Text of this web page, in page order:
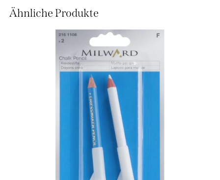
Ähnliche Produkte